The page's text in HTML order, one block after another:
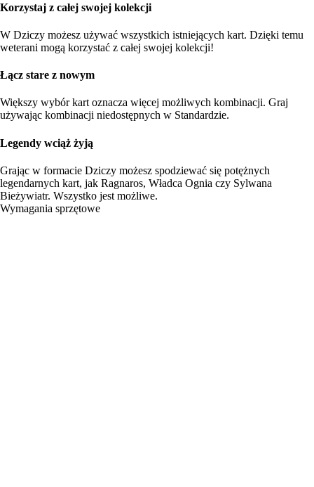
Korzystaj z całej swojej kolekcji
W Dziczy możesz używać wszystkich istniejących kart. Dzięki temu
weterani mogą korzystać z całej swojej kolekcji!
Łącz stare z nowym
Większy wybór kart oznacza więcej możliwych kombinacji. Graj
używając kombinacji niedostępnych w Standardzie.
Legendy wciąż żyją
Grając w formacie Dziczy możesz spodziewać się potężnych
legendarnych kart, jak Ragnaros, Władca Ognia czy Sylwana
Bieżywiatr. Wszystko jest możliwe.
Wymagania sprzętowe